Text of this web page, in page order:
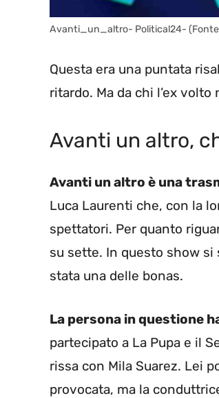
Avanti_un_altro- Political24-
Questa era una puntata
ritardo. Ma da chi l’ex
Avanti un altro,
Avanti un altro è una
Luca Laurenti che, con la
spettatori. Per quanto
su sette. In questo show
stata una delle bonas.
La persona in questione
partecipato a La Pupa e il
rissa con Mila Suarez. Lei
provocata, ma la